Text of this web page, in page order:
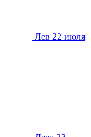
Лев 22 июля